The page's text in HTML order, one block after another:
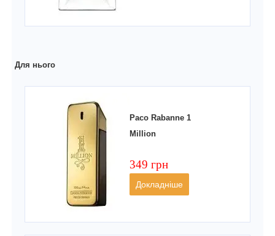
Для нього
Paco Rabanne 1
Million
349 грн
Докладніше